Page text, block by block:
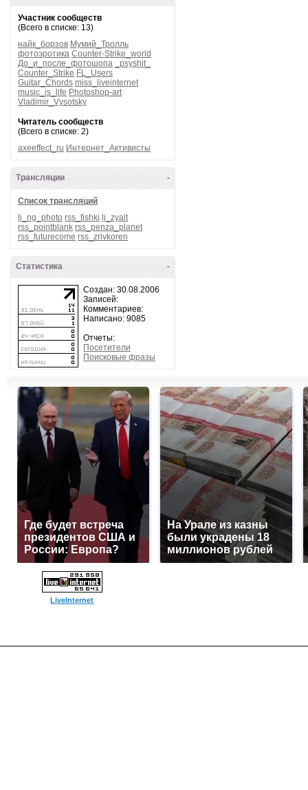
Участник сообществ
(Всего в списке: 13)
найк_борзов Мумий_Тролль
фотоэротика Counter-Strike_world
До_и_после_фотошопа
_psyshit_
Counter_Strike FL_Users
Guitar_Chords miss_liveinternet
music_is_life Photoshop-art
Vladimir_Vysotsky
Читатель сообществ
(Всего в списке: 2)
axeeffect_ru Интернет_Активисты
-
Трансляции
Список трансляций
lj_ng_photo rss_fishki lj_zyalt
rss_pointblank rss_penza_planet
rss_futurecome rss_zrivkoren
-
Статистика
Создан: 30.08.2006
Записей:
Комментариев:
Написано: 9085
Отчеты:
Посетители
Поисковые фразы
Где будет встреча
президентов США и
России: Европа?
На Урале из казны
были украдены 18
миллионов рублей
LiveInternet